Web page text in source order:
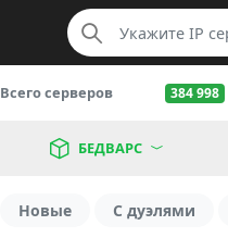
Всего серверов 384 998
БЕДВАРС
Новые С дуэлями